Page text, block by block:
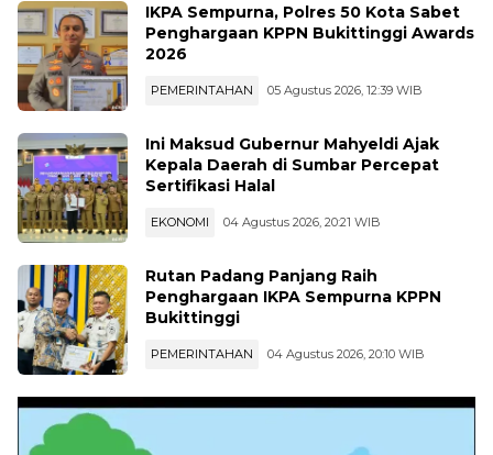
IKPA Sempurna, Polres 50 Kota Sabet
Penghargaan KPPN Bukittinggi Awards
2026
PEMERINTAHAN 05 Agustus 2026, 12:39 WIB
Ini Maksud Gubernur Mahyeldi Ajak
Kepala Daerah di Sumbar Percepat
Sertifikasi Halal
EKONOMI 04 Agustus 2026, 20:21 WIB
Rutan Padang Panjang Raih
Penghargaan IKPA Sempurna KPPN
Bukittinggi
PEMERINTAHAN 04 Agustus 2026, 20:10 WIB